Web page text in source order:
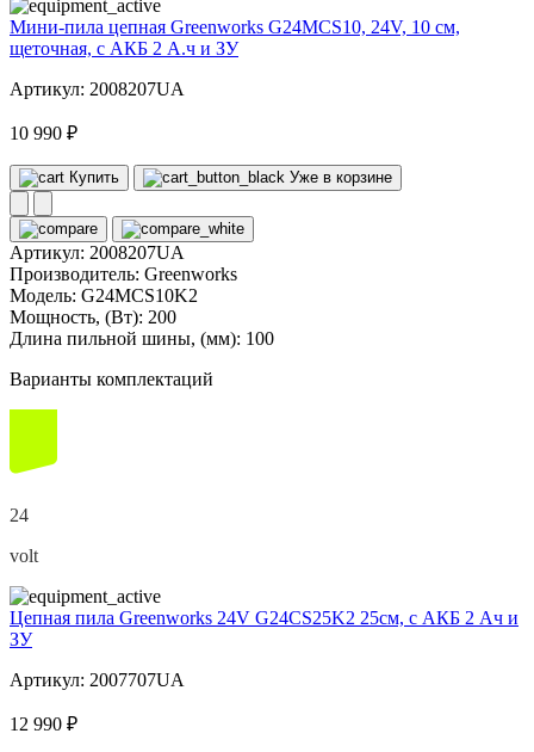
Мини-пила цепная Greenworks G24MCS10, 24V, 10 см,
щеточная, с АКБ 2 А.ч и ЗУ
Артикул: 2008207UA
10 990 ₽
Купить Уже в корзине
Артикул: 2008207UA
Производитель: Greenworks
Модель: G24MCS10K2
Мощность, (Вт): 200
Длина пильной шины, (мм): 100
Варианты комплектаций
24
volt
Цепная пила Greenworks 24V G24CS25K2 25см, c АКБ 2 Ач и
ЗУ
Артикул: 2007707UA
12 990 ₽